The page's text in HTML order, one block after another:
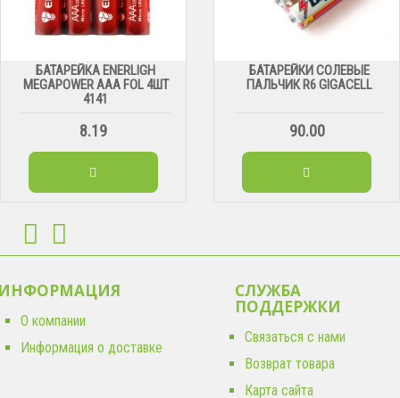
БАТАРЕЙКА ENERLIGH
MEGAPOWER ААА FOL 4ШТ
4141
8.19
БАТАРЕЙКИ СОЛЕВЫЕ
ПАЛЬЧИК R6 GIGACELL
90.00
О компании
Информация о доставке
СЛУЖБА
ПОДДЕРЖКИ
Связаться с нами
Возврат товара
Карта сайта